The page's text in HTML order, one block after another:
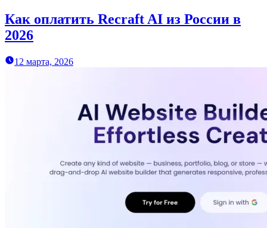
Как оплатить Recraft AI из России в
2026
12 марта, 2026